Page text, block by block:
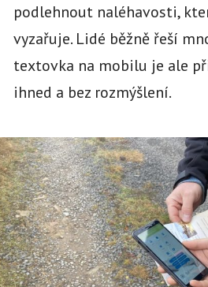
podlehnout naléhavosti,
vyzařuje. Lidé běžně řeší
textovka na mobilu je ale
ihned a bez rozmýšlení.